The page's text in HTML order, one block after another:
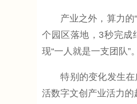
产业之外，算力的“
个园区落地，3秒完成
现“一人就是一支团队”。
特别的变化发生在广
活数字文创产业活力